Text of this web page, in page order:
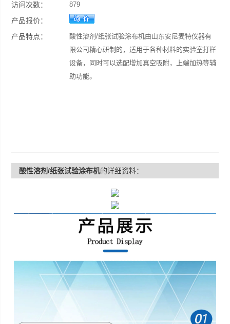
访问次数： 879
产品报价：
产品特点：
酸性溶剂/纸张试验涂布机由山东安尼麦特仪器有
限公司精心研制的，适用于各种材料的实验室打样
设备，同时可以选配增加真空吸附，上端加热等辅
助功能。
酸性溶剂/纸张试验涂布机的详细资料：